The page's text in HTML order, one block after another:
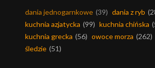
dania jednogarnkowe (39) dania z ryb
kuchnia azjatycka (99) kuchnia chińska
kuchnia grecka (56) owoce morza (262)
śledzie (51)